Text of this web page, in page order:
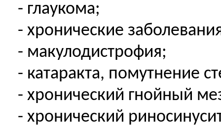
- глаукома;
- хронические
- макулодистрофия;
- катаракта, помутнение
- хронический гнойный
- хронический